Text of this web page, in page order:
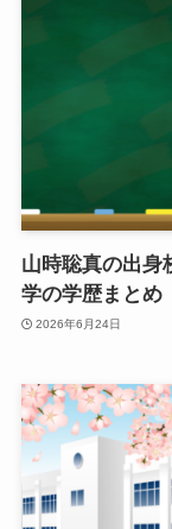
山時聡真の出身
学の学歴まとめ
2026年6月24日